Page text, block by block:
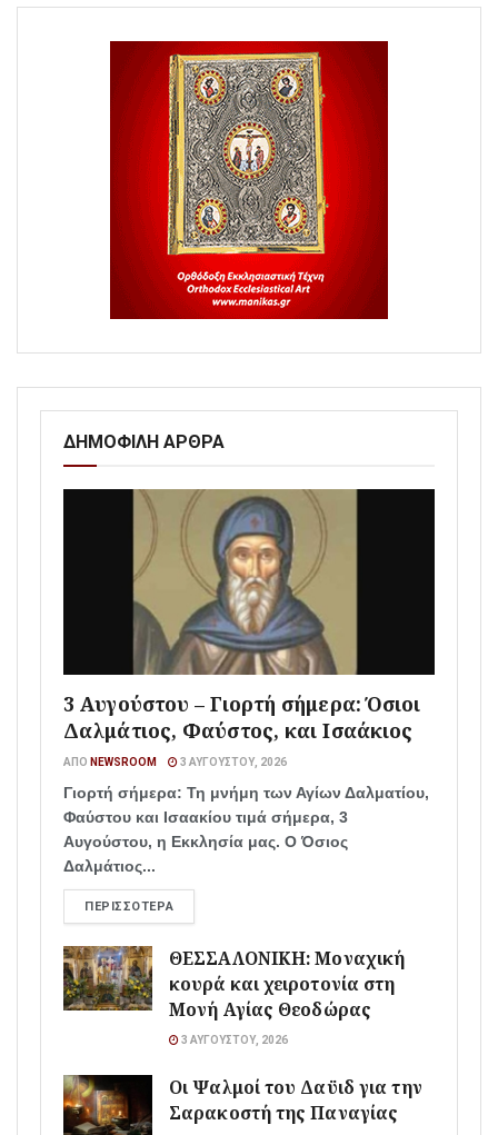
ΔΗΜΟΦΙΛΗ ΑΡΘΡΑ
3 Αυγούστου – Γιορτή σήμερα: Όσιοι
Δαλμάτιος, Φαύστος, και Ισαάκιος
ΑΠΌ NEWSROOM 3 ΑΥΓΟΎΣΤΟΥ, 2026
Γιορτή σήμερα: Τη μνήμη των Αγίων Δαλματίου,
Φαύστου και Ισαακίου τιμά σήμερα, 3
Αυγούστου, η Εκκλησία μας. Ο Όσιος
Δαλμάτιος...
ΠΕΡΙΣΣΌΤΕΡΑ
ΘΕΣΣΑΛΟΝΙΚΗ: Μοναχική
κουρά και χειροτονία στη
Μονή Αγίας Θεοδώρας
3 ΑΥΓΟΎΣΤΟΥ, 2026
Οι Ψαλμοί του Δαϋιδ για την
Σαρακοστή της Παναγίας